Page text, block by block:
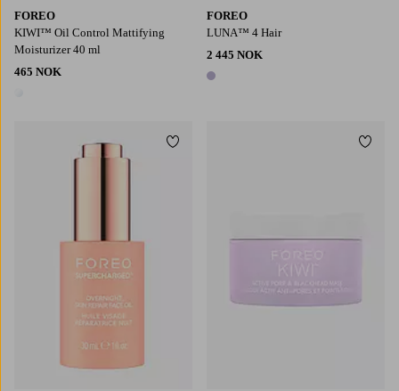
FOREO
KIWI™ Oil Control Mattifying
Moisturizer 40 ml
465 NOK
FOREO
LUNA™ 4 Hair
2 445 NOK
1 farge
Legg til favoritter